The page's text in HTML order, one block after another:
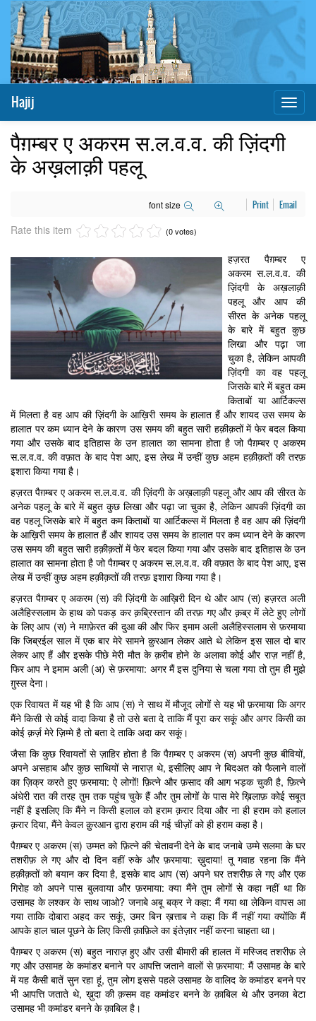
Hajij
पैग़म्बर ए अकरम स.ल.व.व. की ज़िंदगी
के अख़लाक़ी पहलू
font size Print Email
Rate this item (0 votes)
हज़रत पैग़म्बर ए
अकरम स.ल.व.व. की
ज़िंदगी के अख़लाक़ी
पहलू और आप की
सीरत के अनेक पहलू
के बारे में बहुत कुछ
लिखा और पढ़ा जा
चुका है, लेकिन आपकी
ज़िंदगी का वह पहलू
जिसके बारे में बहुत कम
किताबों या आर्टिकल्स
में मिलता है वह आप की ज़िंदगी के आख़िरी समय के हालात हैं और शायद उस समय के
हालात पर कम ध्यान देने के कारण उस समय की बहुत सारी हक़ीक़तों में फेर बदल किया
गया और उसके बाद इतिहास के उन हालात का सामना होता है जो पैग़म्बर ए अकरम
स.ल.व.व. की वफ़ात के बाद पेश आए, इस लेख में उन्हीं कुछ अहम हक़ीक़तों की तरफ़
इशारा किया गया है।
हज़रत पैग़म्बर ए अकरम स.ल.व.व. की ज़िंदगी के अख़लाक़ी पहलू और आप की सीरत के
अनेक पहलू के बारे में बहुत कुछ लिखा और पढ़ा जा चुका है, लेकिन आपकी ज़िंदगी का
वह पहलू जिसके बारे में बहुत कम किताबों या आर्टिकल्स में मिलता है वह आप की ज़िंदगी
के आख़िरी समय के हालात हैं और शायद उस समय के हालात पर कम ध्यान देने के कारण
उस समय की बहुत सारी हक़ीक़तों में फेर बदल किया गया और उसके बाद इतिहास के उन
हालात का सामना होता है जो पैग़म्बर ए अकरम स.ल.व.व. की वफ़ात के बाद पेश आए, इस
लेख में उन्हीं कुछ अहम हक़ीक़तों की तरफ़ इशारा किया गया है।
हज़रत पैग़म्बर ए अकरम (स) की ज़िंदगी के आख़िरी दिन थे और आप (स) हज़रत अली
अलैहिस्सलाम के हाथ को पकड़ कर क़ब्रिस्तान की तरफ़ गए और क़ब्र में लेटे हुए लोगों
के लिए आप (स) ने मग़फ़ेरत की दुआ की और फिर इमाम अली अलैहिस्सलाम से फ़रमाया
कि जिब्रईल साल में एक बार मेरे सामने क़ुरआन लेकर आते थे लेकिन इस साल दो बार
लेकर आए हैं और इसके पीछे मेरी मौत के क़रीब होने के अलावा कोई और राज़ नहीं है,
फिर आप ने इमाम अली (अ) से फ़रमाया: अगर मैं इस दुनिया से चला गया तो तुम ही मुझे
ग़ुस्ल देना।
एक रिवायत में यह भी है कि आप (स) ने साथ में मौजूद लोगों से यह भी फ़रमाया कि अगर
मैंने किसी से कोई वादा किया है तो उसे बता दे ताकि मैं पूरा कर सकूं और अगर किसी का
कोई क़र्ज़ मेरे ज़िम्मे है तो बता दे ताकि अदा कर सकूं।
जैसा कि कुछ रिवायतों से ज़ाहिर होता है कि पैग़म्बर ए अकरम (स) अपनी कुछ बीवियों,
अपने असहाब और कुछ साथियों से नाराज़ थे, इसीलिए आप ने बिदअत को फैलाने वालों
का ज़िक्र करते हुए फ़रमाया: ऐ लोगों! फ़ित्ने और फ़साद की आग भड़क चुकी है, फ़ित्ने
अंधेरी रात की तरह तुम तक पहुंच चुके हैं और तुम लोगों के पास मेरे ख़िलाफ़ कोई सबूत
नहीं है इसलिए कि मैंने न किसी हलाल को हराम क़रार दिया और ना ही हराम को हलाल
क़रार दिया, मैंने केवल क़ुरआन द्वारा हराम की गई चीज़ों को ही हराम कहा है।
पैग़म्बर ए अकरम (स) उम्मत को फ़ित्ने की चेतावनी देने के बाद जनाबे उम्मे सलमा के घर
तशरीफ़ ले गए और दो दिन वहीं रुके और फ़रमाया: ख़ुदाया! तू गवाह रहना कि मैंने
हक़ीक़तों को बयान कर दिया है, इसके बाद आप (स) अपने घर तशरीफ़ ले गए और एक
गिरोह को अपने पास बुलवाया और फ़रमाया: क्या मैंने तुम लोगों से कहा नहीं था कि
उसामह के लश्कर के साथ जाओ? जनाबे अबू बक्र ने कहा: मैं गया था लेकिन वापस आ
गया ताकि दोबारा अहद कर सकूं, उमर बिन ख़त्ताब ने कहा कि मैं नहीं गया क्योंकि मैं
आपके हाल चाल पूछने के लिए किसी क़ाफ़िले का इंतेज़ार नहीं करना चाहता था।
पैग़म्बर ए अकरम (स) बहुत नाराज़ हुए और उसी बीमारी की हालत में मस्जिद तशरीफ़ ले
गए और उसामह के कमांडर बनाने पर आपत्ति जताने वालों से फ़रमाया: मैं उसामह के बारे
में यह कैसी बातें सुन रहा हूं, तुम लोग इससे पहले उसामह के वालिद के कमांडर बनने पर
भी आपत्ति जताते थे, ख़ुदा की क़सम वह कमांडर बनने के क़ाबिल थे और उनका बेटा
उसामह भी कमांडर बनने के क़ाबिल है।